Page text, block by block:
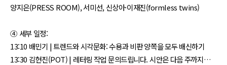
양지은(PRESS ROOM), 서미선, 신상아·이재진(formless twins)
④ 세부 일정:
13:10 배민기 | 트렌드와 시각문화: 수용과 비판 양쪽을 모두 배신하기
13:30 김현진(POT) | 레터링 작업 문의드립니다. 시안은 다음 주까지…